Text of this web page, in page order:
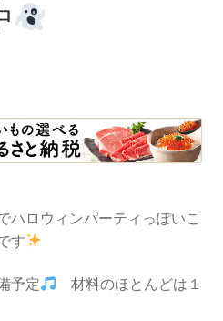
ハロウィンパーティっぽいこ
す
予定
材料のほとんどは１